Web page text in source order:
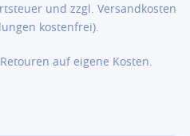
und zzgl. Versandkosten
kostenfrei).
auf eigene Kosten.